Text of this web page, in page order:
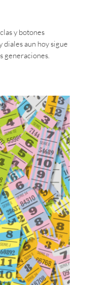
y botones
diales aun hoy sigue
generaciones.